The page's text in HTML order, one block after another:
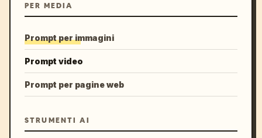
PER MEDIA
Prompt per immagini
Prompt video
Prompt per pagine web
STRUMENTI AI